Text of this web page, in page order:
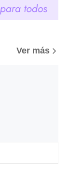
Ver más